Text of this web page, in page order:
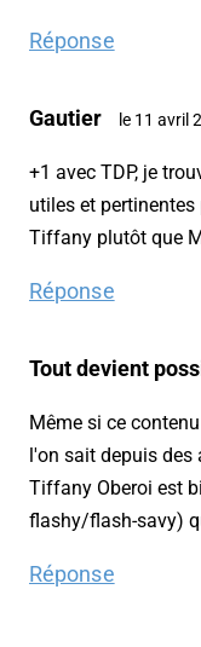
Réponse
Gautier le 11 avril
+1 avec TDP, je
utiles et
Tiffany plutôt que
Réponse
Tout devient
Même si ce
l'on sait depuis des
Tiffany Oberoi est
flashy/flash-savy)
Réponse